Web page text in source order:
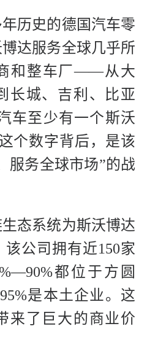
历史的德国汽车零
达服务全球几乎所
和整车厂——从大
长城、吉利、比亚
车至少有一个斯沃
个数字背后，是该
服务全球市场”的战
态系统为斯沃博达
公司拥有近150家
都位于方圆
是本土企业。这
来了巨大的商业价